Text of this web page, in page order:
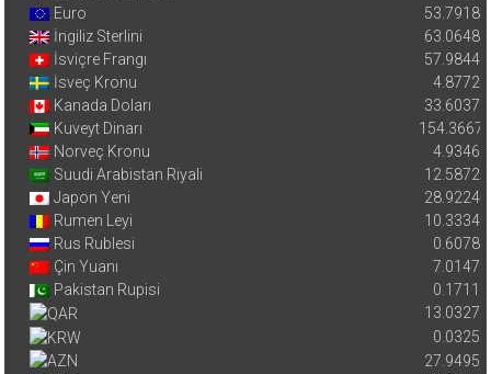
Euro
53.7918
İngiliz Sterlini
63.0648
İsviçre Frangı
57.9844
İsveç Kronu
4.8772
Kanada Doları
33.6037
Kuveyt Dinarı
154.3667
Norveç Kronu
4.9346
Suudi Arabistan Riyali
12.5872
Japon Yeni
28.9224
Rumen Leyi
10.3334
Rus Rublesi
0.6078
Çin Yuanı
7.0147
Pakistan Rupisi
0.1711
13.0327
0.0325
27.9495